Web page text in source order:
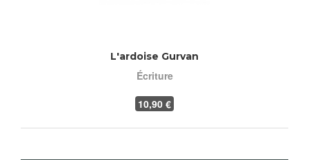
L'ardoise Gurvan
Écriture
10,90 €